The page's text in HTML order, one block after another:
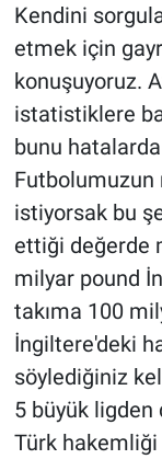
Kendini
etmek için
konuşuyoruz.
istatistiklere
bunu
istiyorsak bu
ettiği değerde
milyar pound
takıma 100
İngiltere'deki
söylediğiniz
5 büyük ligden
Türk